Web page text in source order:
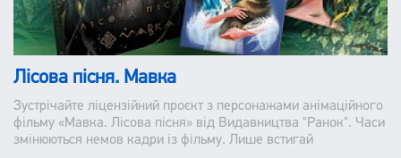
Лісова пісня. Мавка
Зустрічайте ліцензійний проєкт з персонажами анімаційного
фільму «Мавка. Лісова пісня» від Видавництва "Ранок". Часи
змінюються немов кадри із фільму. Лише встигай